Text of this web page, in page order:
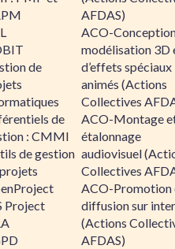
de
de
: CMMI
de gestion
Project
AFDAS)
ACO-
modélisation 3D
d’effets spéciaux
animés (Actions
Collectives
ACO-Montage
étalonnage
audiovisuel
Collectives
ACO-Promotion
diffusion sur
(Actions
AFDAS)